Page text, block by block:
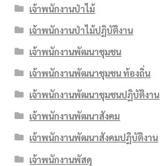
เจ้าพนักงานป่าไม้
เจ้าพนักงานป่าไม้ปฏิบัติงาน
เจ้าพนักงานพัฒนาชุมชน
เจ้าพนักงานพัฒนาชุมชน ท้องถิ่น
เจ้าพนักงานพัฒนาชุมชนปฏิบัติงาน
เจ้าพนักงานพัฒนาสังคม
เจ้าพนักงานพัฒนาสังคมปฏิบัติงาน
เจ้าพนักงานพัสดุ